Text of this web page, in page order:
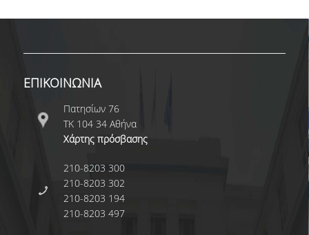
ΔΙΔΑΚΤΟΡΙΚΕΣ
ΕΡΓΑΣΤΗΡΙΑ
ΚΕΝΤΡΟ ΥΠΟΛΟΓΙΣΤΩΝ
ΕΠΙΚΟΙΝΩΝΙΑ
Πατησίων 76
ΤΚ 104 34 Αθήνα
Χάρτης πρόσβασης
210-8203 300
210-8203 302
210-8203 194
210-8203 497